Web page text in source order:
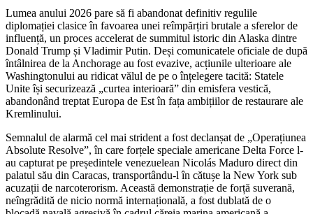
Lumea anului 2026 pare să fi abandonat definitiv regulile
diplomației clasice în favoarea unei reîmpărțiri brutale a sferelor de
influență, un proces accelerat de summitul istoric din Alaska dintre
Donald Trump și Vladimir Putin. Deși comunicatele oficiale de după
întâlnirea de la Anchorage au fost evazive, acțiunile ulterioare ale
Washingtonului au ridicat vălul de pe o înțelegere tacită: Statele
Unite își securizează „curtea interioară” din emisfera vestică,
abandonând treptat Europa de Est în fața ambițiilor de restaurare ale
Kremlinului.
Semnalul de alarmă cel mai strident a fost declanșat de „Operațiunea
Absolute Resolve”, în care forțele speciale americane Delta Force l-
au capturat pe președintele venezuelean Nicolás Maduro direct din
palatul său din Caracas, transportându-l în cătușe la New York sub
acuzații de narcoterorism. Această demonstrație de forță suverană,
neîngrădită de nicio normă internațională, a fost dublată de o